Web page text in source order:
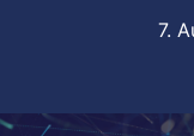
7.